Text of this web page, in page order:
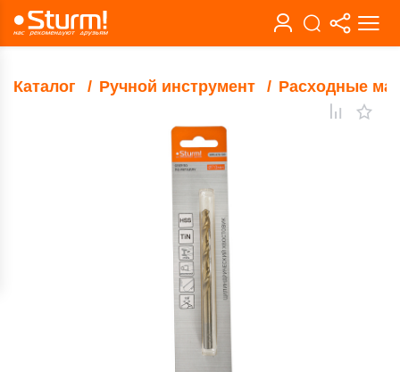
Каталог Ручной инструмент Расходные